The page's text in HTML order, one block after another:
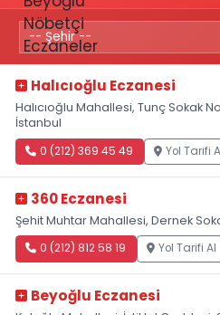
Halıcıoğlu Eczanesi
Halıcıoğlu Mahallesi, Tunç Sokak
İstanbul
0 (212) 369 45 49 Yol Tarifi
360 Eczanesi
Şehit Muhtar Mahallesi, Dernek
0 (212) 812 58 19 Yol Tarifi Al
Beyoğlu Eczanesi